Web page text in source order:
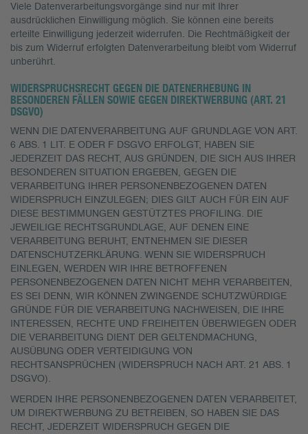
Viele Datenverarbeitungsvorgänge sind nur mit Ihrer
ausdrücklichen Einwilligung möglich. Sie können eine bereits
erteilte Einwilligung jederzeit widerrufen. Die Rechtmäßigkeit der
bis zum Widerruf erfolgten Datenverarbeitung bleibt vom Widerruf
unberührt.
WIDERSPRUCHSRECHT GEGEN DIE DATENERHEBUNG IN
BESONDEREN FÄLLEN SOWIE GEGEN DIREKTWERBUNG (ART. 21
DSGVO)
WENN DIE DATENVERARBEITUNG AUF GRUNDLAGE VON ART.
6 ABS. 1 LIT. E ODER F DSGVO ERFOLGT, HABEN SIE
JEDERZEIT DAS RECHT, AUS GRÜNDEN, DIE SICH AUS IHRER
BESONDEREN SITUATION ERGEBEN, GEGEN DIE
VERARBEITUNG IHRER PERSONENBEZOGENEN DATEN
WIDERSPRUCH EINZULEGEN; DIES GILT AUCH FÜR EIN AUF
DIESE BESTIMMUNGEN GESTÜTZTES PROFILING. DIE
JEWEILIGE RECHTSGRUNDLAGE, AUF DENEN EINE
VERARBEITUNG BERUHT, ENTNEHMEN SIE DIESER
DATENSCHUTZERKLÄRUNG. WENN SIE WIDERSPRUCH
EINLEGEN, WERDEN WIR IHRE BETROFFENEN
PERSONENBEZOGENEN DATEN NICHT MEHR VERARBEITEN,
ES SEI DENN, WIR KÖNNEN ZWINGENDE SCHUTZWÜRDIGE
GRÜNDE FÜR DIE VERARBEITUNG NACHWEISEN, DIE IHRE
INTERESSEN, RECHTE UND FREIHEITEN ÜBERWIEGEN ODER
DIE VERARBEITUNG DIENT DER GELTENDMACHUNG,
AUSÜBUNG ODER VERTEIDIGUNG VON
RECHTSANSPRÜCHEN (WIDERSPRUCH NACH ART. 21 ABS. 1
DSGVO).
WERDEN IHRE PERSONENBEZOGENEN DATEN VERARBEITET,
UM DIREKTWERBUNG ZU BETREIBEN, SO HABEN SIE DAS
RECHT, JEDERZEIT WIDERSPRUCH GEGEN DIE